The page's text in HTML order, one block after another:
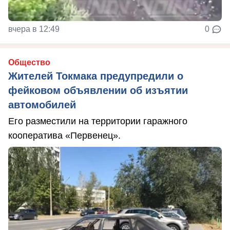
вчера в 12:49 0
Общество
Жителей Токмака предупредили о
фейковом объявлении об изъятии
автомобилей
Его разместили на территории гаражного
кооператива «Первенец».